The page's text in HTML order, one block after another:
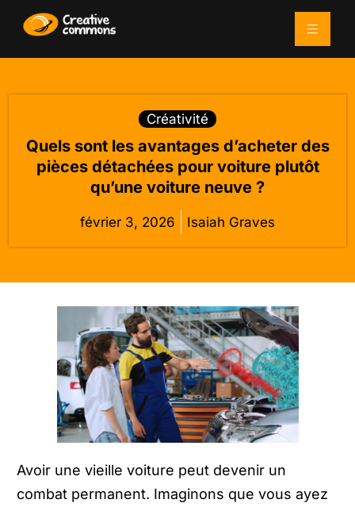
Créativité
Quels sont les avantages d’acheter des
pièces détachées pour voiture plutôt
qu’une voiture neuve ?
février 3, 2026 Isaiah Graves
Avoir une vieille voiture peut devenir un
combat permanent. Imaginons que vous ayez